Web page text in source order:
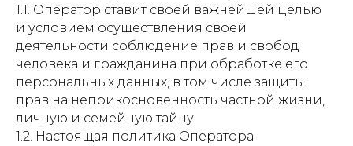
1.1. Оператор ставит своей важнейшей целью
и условием осуществления своей
деятельности соблюдение прав и свобод
человека и гражданина при обработке его
персональных данных, в том числе защиты
прав на неприкосновенность частной жизни,
личную и семейную тайну.
1.2. Настоящая политика Оператора